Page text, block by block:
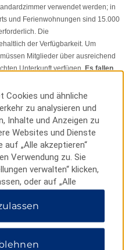
verwendet werden; in
und Ferienwohnungen sind 15.000
Die
der Verfügbarkeit. Um
Mitglieder über ausreichend
Unterkunft verfügen.Es fallen
Prämienübernachtungen, die nicht
Stornierungsbedingungen variieren je
gilt das Sonderangebot nur für den
gelten
und andere
finden Sie unter
Cookies und ähnliche
zu analysieren und
Inhalte und Anzeigen zu
Websites und Dienste
auf „Alle akzeptieren“
Verwendung zu. Sie
verwalten“ klicken,
oder auf „Alle
Cookies zuzulassen.
Sie in unserer